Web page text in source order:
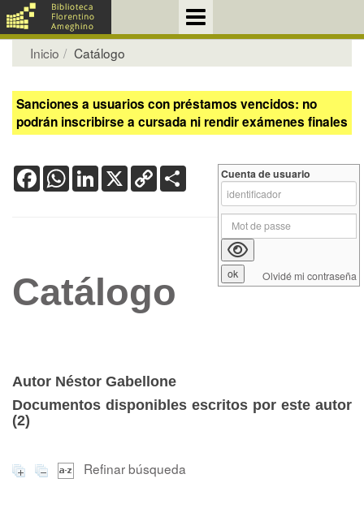
Inicio Catálogo
Sanciones a usuarios con préstamos vencidos: no
podrán inscribirse a cursada ni rendir exámenes finales
FacebookWhatsApp
LinkedIn
X Copy
Link
Catálogo
Autor Néstor Gabellone
Documentos disponibles escritos por este autor
(2)
Refinar búsqueda
Cuenta de usuario
Olvidé mi contraseña